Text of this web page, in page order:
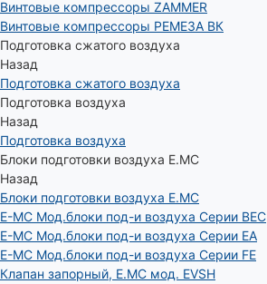
Винтовые компрессоры ZAMMER
Винтовые компрессоры РЕМЕЗА ВК
Подготовка сжатого воздуха
Назад
Подготовка сжатого воздуха
Подготовка воздуха
Назад
Подготовка воздуха
Блоки подготовки воздуха E.MC
Назад
Блоки подготовки воздуха E.MC
E-MC Мод.блоки под-и воздуха Серии BEC
E-MC Мод.блоки под-и воздуха Серии EA
E-MC Мод.блоки под-и воздуха Серии FE
Клапан запорный, E.MC мод. EVSH